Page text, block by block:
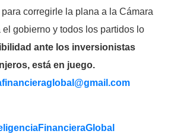
corregirle la plana a la Cámara
gobierno y todos los partidos lo
ante los inversionistas
está en juego.
gmail.com